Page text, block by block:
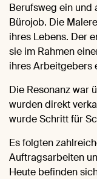
Berufsweg ein und
Bürojob. Die
ihres Lebens. Der
sie im Rahmen
ihres Arbeitgebers
Die Resonanz war
wurden direkt
wurde Schritt für
Es folgten
Auftragsarbeiten
Heute befinden